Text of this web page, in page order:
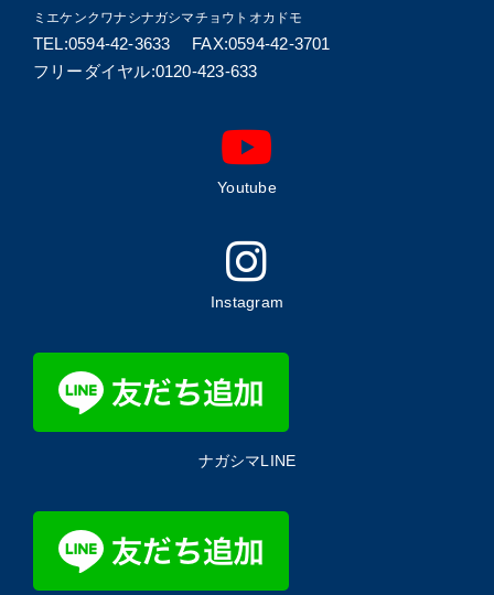
ミエケンクワナシナガシマチョウトオカドモ
TEL:0594-42-3633 FAX:0594-42-3701
フリーダイヤル:0120-423-633
Youtube
Instagram
ナガシマLINE